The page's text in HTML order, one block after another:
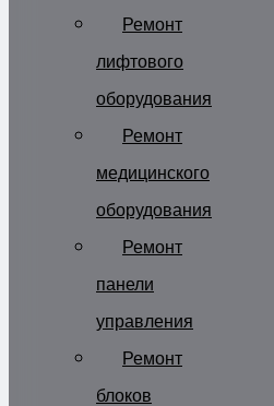
Ремонт
лифтового
оборудования
Ремонт
медицинского
оборудования
Ремонт
панели
управления
Ремонт
блоков